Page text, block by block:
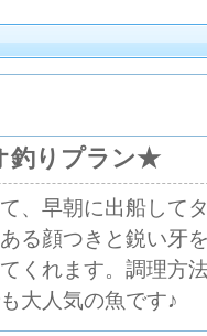
釣りプラン★
、早朝に出船して
る顔つきと鋭い牙
くれます。調理方
大人気の魚です♪